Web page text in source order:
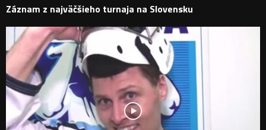
Záznam z najväčšieho turnaja na Slovensku